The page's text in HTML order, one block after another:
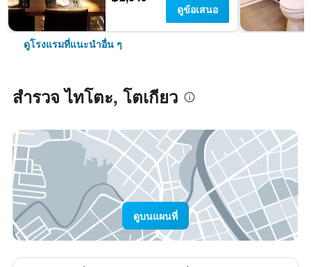
ดูข้อเสนอ
ดูโรงแรมที่แนะนำอื่น ๆ
สำรวจ ไทโตะ, โตเกียว
ดูบนแผนที่